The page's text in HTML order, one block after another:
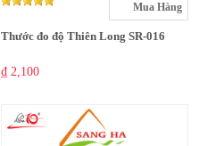
Mua Hàng
Thước đo độ Thiên Long SR-016
₫ 2,100